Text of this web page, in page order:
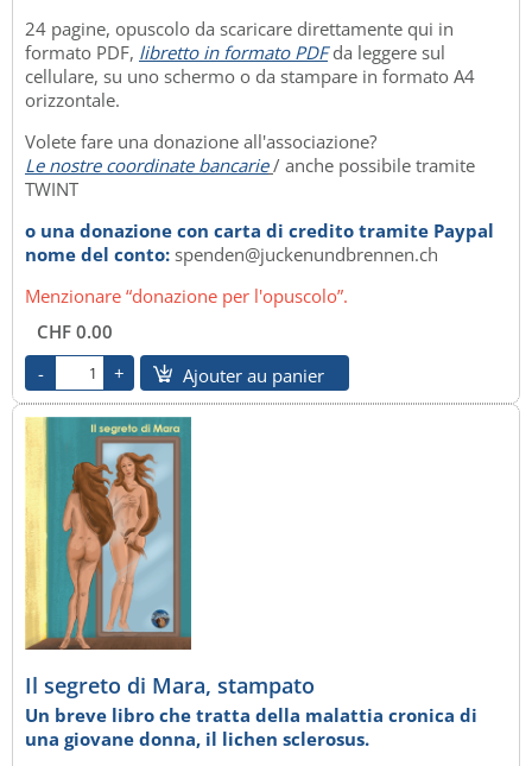
24 pagine, opuscolo da scaricare direttamente qui in
formato PDF, libretto in formato PDFda leggere sul
cellulare, su uno schermo o da stampare in formato A4
orizzontale.
Volete fare una donazione all'associazione?
Le nostre coordinate bancarie / anche possibile tramite
TWINT
o una donazione con carta di credito tramite Paypal
nome del conto: spenden@juckenundbrennen.ch
Menzionare “donazione per l'opuscolo”.
CHF 0.00
Ajouter au panier
Il segreto di Mara, stampato
Un breve libro che tratta della malattia cronica di
una giovane donna, il lichen sclerosus.